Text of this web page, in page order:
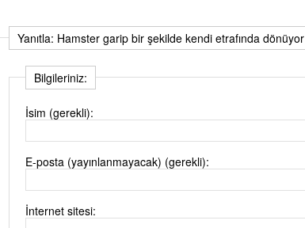
Yanıtla: Hamster garip bir şekilde kendi etrafında dönüyor
Bilgileriniz:
İsim (gerekli):
E-posta (yayınlanmayacak) (gerekli):
İnternet sitesi: